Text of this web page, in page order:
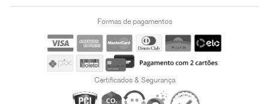
Formas de pagamentos
Certificados & Segurança